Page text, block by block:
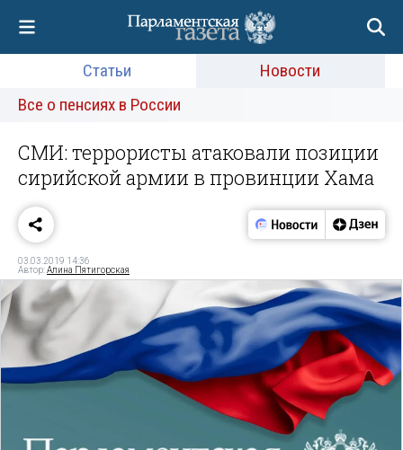
Статьи
Новости
Все о пенсиях в России
СМИ: террористы атаковали позиции
сирийской армии в провинции Хама
03.03.2019 14:36
Автор:Алина Пятигорская